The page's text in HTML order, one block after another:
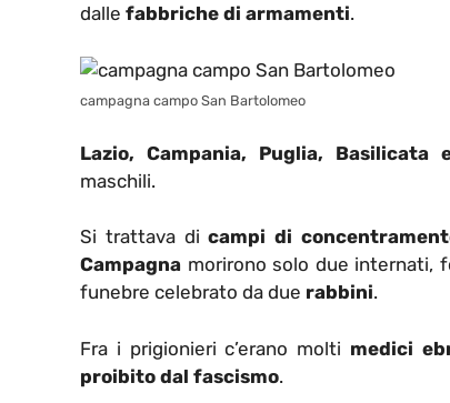
dalle fabbriche di armamenti.
campagna campo San Bartolomeo
Lazio, Campania, Puglia, Basilicata
maschili.
Si trattava dicampi di
Campagna morirono solo due internati,
funebre celebrato da due rabbini.
Fra i prigionieri c’erano molti medici
proibito dal fascismo.